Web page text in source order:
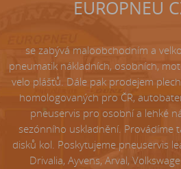
EUROPNEU
se zabývá maloobchodním a
pneumatik nákladních, osobních,
velo plášťů. Dále pak prodejem
homologovaných pro ČR,
pneuservis pro osobní a lehké
sezónního uskladnění. Provádíme
disků kol. Poskytujeme pneuservis
Drivalia, Ayvens, Arval,